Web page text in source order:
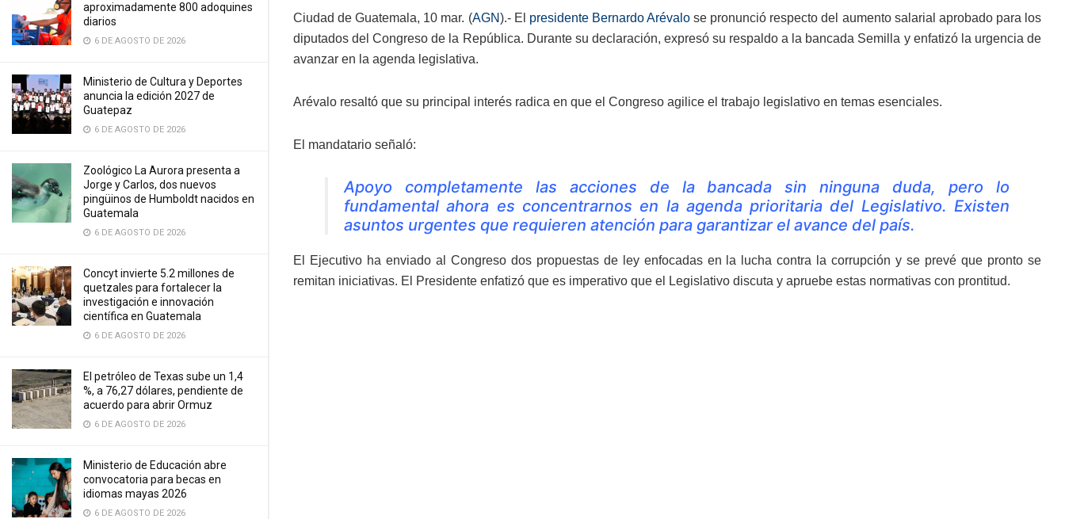
aproximadamente 800 adoquines
diarios
6 DE AGOSTO DE 2026
Ministerio de Cultura y Deportes
anuncia la edición 2027 de
Guatepaz
6 DE AGOSTO DE 2026
Zoológico La Aurora presenta a
Jorge y Carlos, dos nuevos
pingüinos de Humboldt nacidos en
Guatemala
6 DE AGOSTO DE 2026
Concyt invierte 5.2 millones de
quetzales para fortalecer la
investigación e innovación
científica en Guatemala
6 DE AGOSTO DE 2026
El petróleo de Texas sube un 1,4
%, a 76,27 dólares, pendiente de
acuerdo para abrir Ormuz
6 DE AGOSTO DE 2026
Ministerio de Educación abre
convocatoria para becas en
idiomas mayas 2026
6 DE AGOSTO DE 2026
Ciudad de Guatemala, 10 mar. (AGN).- El presidente Bernardo Arévalo se pronunció respecto del aumento salarial aprobado para los
diputados del Congreso de la República. Durante su declaración, expresó su respaldo a la bancada Semilla y enfatizó la urgencia de
avanzar en la agenda legislativa.
Arévalo resaltó que su principal interés radica en que el Congreso agilice el trabajo legislativo en temas esenciales.
El mandatario señaló:
Apoyo completamente las acciones de la bancada sin ninguna duda, pero lo
fundamental ahora es concentrarnos en la agenda prioritaria del Legislativo. Existen
asuntos urgentes que requieren atención para garantizar el avance del país.
El Ejecutivo ha enviado al Congreso dos propuestas de ley enfocadas en la lucha contra la corrupción y se prevé que pronto se
remitan iniciativas. El Presidente enfatizó que es imperativo que el Legislativo discuta y apruebe estas normativas con prontitud.